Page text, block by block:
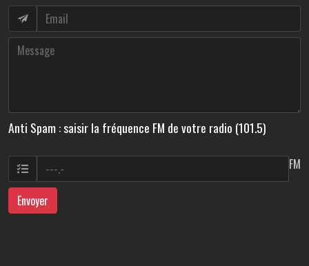
Anti Spam : saisir la fréquence FM de votre radio (101.5)
FM
Envoyer